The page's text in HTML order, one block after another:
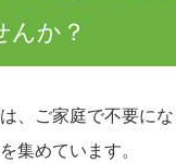
んか？
、ご家庭で不要に
集めています。